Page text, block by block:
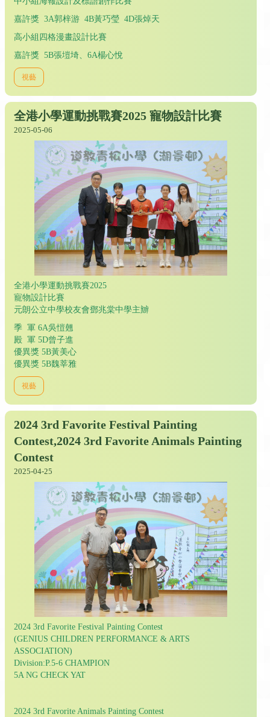
嘉許獎 3A郭梓游 4B黃巧瑩 4D張焯天
高小組四格漫畫設計比賽
嘉許獎 5B張塏埼、6A楊心悅
視藝
全港小學運動挑戰賽2025 寵物設計比賽
2025-05-06
全港小學運動挑戰賽2025
寵物設計比賽
元朗公立中學校友會鄧兆棠中學主辧
季 軍 6A吳愷翹
殿 軍 5D曾子進
優異獎 5B黃美心
優異獎 5B魏莘雅
視藝
2024 3rd Favorite Festival Painting
Contest,2024 3rd Favorite Animals Painting
Contest
2025-04-25
2024 3rd Favorite Festival Painting Contest
(GENIUS CHILDREN PERFORMANCE & ARTS
ASSOCIATION)
Division:P.5-6 CHAMPION
5A NG CHECK YAT
2024 3rd Favorite Animals Painting Contest